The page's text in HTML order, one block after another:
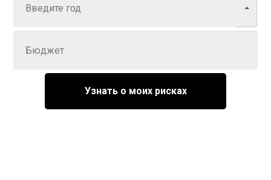
Узнать о моих рисках